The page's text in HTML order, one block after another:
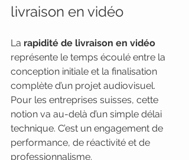
livraison en vidéo
La rapidité de livraison en vidéo
représente le temps écoulé entre la
conception initiale et la finalisation
complète d’un projet audiovisuel.
Pour les entreprises suisses, cette
notion va au-delà d’un simple délai
technique. C’est un engagement de
performance, de réactivité et de
professionnalisme.